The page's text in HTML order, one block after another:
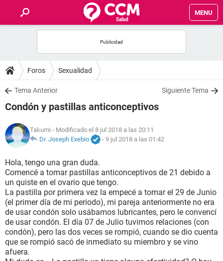
MENU
FOROS
SALUD
NUTRICIÓN
BIENESTAR
SEXUALIDAD
GLOSARIO
Foros Sexualidad
Tema Anterior Siguiente Tema
Condón y pastillas anticonceptivos
Takumi - Modificado el 8 jul 2018 a las 20:11
Dr. Joseph Exebio
- 9 jul 2018 a las 01:42
Hola, tengo una gran duda.
Comencé a tomar pastillas anticonceptivos de 21 debido a
un quiste en el ovario que tengo.
La pastilla por primera vez la empecé a tomar el 29 de Junio
(el primer día de mi periodo), mi pareja anteriormente no era
de usar condón solo usábamos lubricantes, pero le convencí
de usar condón. El día 07 de Julio tuvimos relaciones (con
condón), pero las dos veces se rompió, cuando se dio cuenta
que se rompió sacó de inmediato su miembro y se vino
afuera.